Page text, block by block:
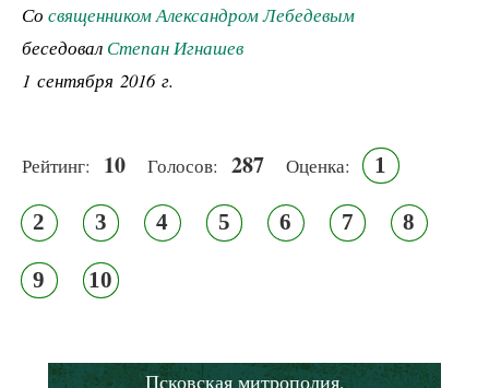
Со священником Александром Лебедевым
беседовал Степан Игнашев
1 сентября 2016 г.
Рейтинг: 10 Голосов: 287 Оценка: 1
2 3 4 5 6 7 8
9 10
Псковская митрополия,